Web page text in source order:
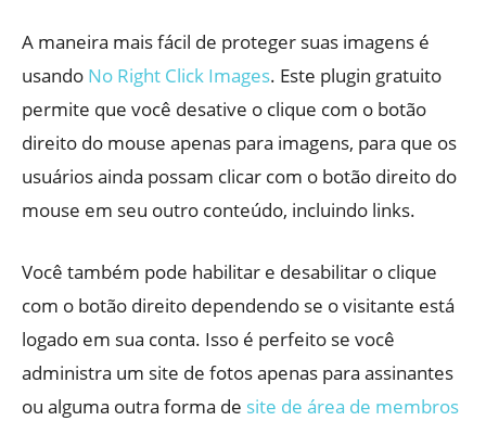
A maneira mais fácil de proteger suas imagens é
usando No Right Click Images. Este plugin gratuito
permite que você desative o clique com o botão
direito do mouse apenas para imagens, para que os
usuários ainda possam clicar com o botão direito do
mouse em seu outro conteúdo, incluindo links.
Você também pode habilitar e desabilitar o clique
com o botão direito dependendo se o visitante está
logado em sua conta. Isso é perfeito se você
administra um site de fotos apenas para assinantes
ou alguma outra forma de site de área de membros